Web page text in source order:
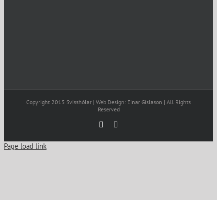
Copyright 2015 Svisshólar | Web Design: Einar Gíslason | All Rights
Reserved
Facebook
Page load link